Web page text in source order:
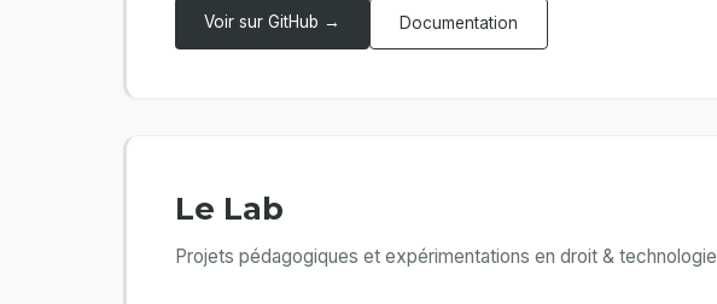
Voir sur GitHub → Documentation
Le Lab
Projets pédagogiques et expérimentations en droit & technologie